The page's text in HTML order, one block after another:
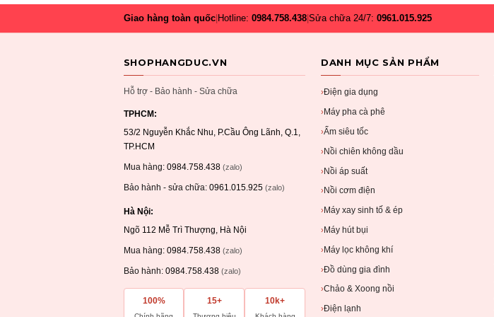
Giao hàng toàn quốc| Hotline: 0984.758.438| Sửa chữa 24/7: 0961.015.925
SHOPHANGDUC.VN
Hỗ trợ - Bảo hành - Sửa chữa
TPHCM:
53/2 Nguyễn Khắc Nhu, P.Cầu Ông Lãnh, Q.1,
TP.HCM
Mua hàng: 0984.758.438 (zalo)
Bảo hành - sửa chữa: 0961.015.925 (zalo)
Hà Nội:
Ngõ 112 Mễ Trì Thượng, Hà Nội
Mua hàng: 0984.758.438 (zalo)
Bảo hành: 0984.758.438 (zalo)
100% 15+ 10k+
DANH MỤC SẢN PHẨM
›Điện gia dụng
› Máy pha cà phê
›Ấm siêu tốc
›Nồi chiên không dầu
›Nồi áp suất
› Nồi cơm điện
› Máy xay sinh tố & ép
› Máy hút bụi
›Máy lọc không khí
›Đồ dùng gia đình
›Chảo & Xoong nồi
›Điện lạnh